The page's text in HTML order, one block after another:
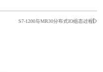
S7-1200与MR30分布式IO组态过程